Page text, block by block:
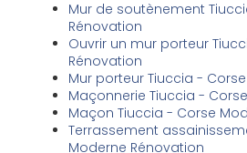
Mur de soutènement
Rénovation
Ouvrir un mur porteur
Rénovation
Mur porteur Tiuccia -
Maçonnerie Tiuccia -
Maçon Tiuccia - Corse
Terrassement
Moderne Rénovation